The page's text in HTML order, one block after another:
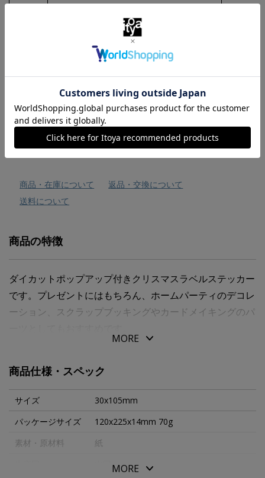
お気に入りに追加
商品・在庫について
返品・交換について
送料について
商品の特徴
ダイカットポップアップ付きクリスマスラベルステッカー
です。プレゼントにはもちろん、ホームパーティのデコレ
ーション、スクラップブッキングやカードメイキングのパ
グリッターアクセント ６柄各４枚、計２４枚入り １枚
MORE
商品仕様・スペック
サイズ
30x105mm
パッケージサイズ
120x225x14mm 70g
素材・原材料
紙
MORE